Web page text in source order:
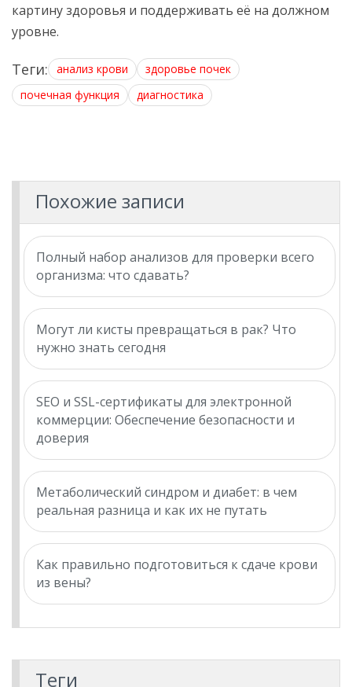
картину здоровья и поддерживать её на должном
уровне.
Теги: анализ крови
здоровье почек
почечная функция
диагностика
Похожие записи
Полный набор анализов для проверки всего
организма: что сдавать?
Могут ли кисты превращаться в рак? Что
нужно знать сегодня
SEO и SSL-сертификаты для электронной
коммерции: Обеспечение безопасности и
доверия
Метаболический синдром и диабет: в чем
реальная разница и как их не путать
Как правильно подготовиться к сдаче крови
из вены?
Теги